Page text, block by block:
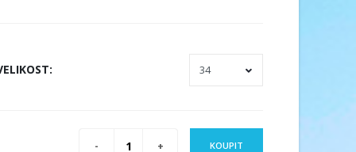
:
KOUPIT